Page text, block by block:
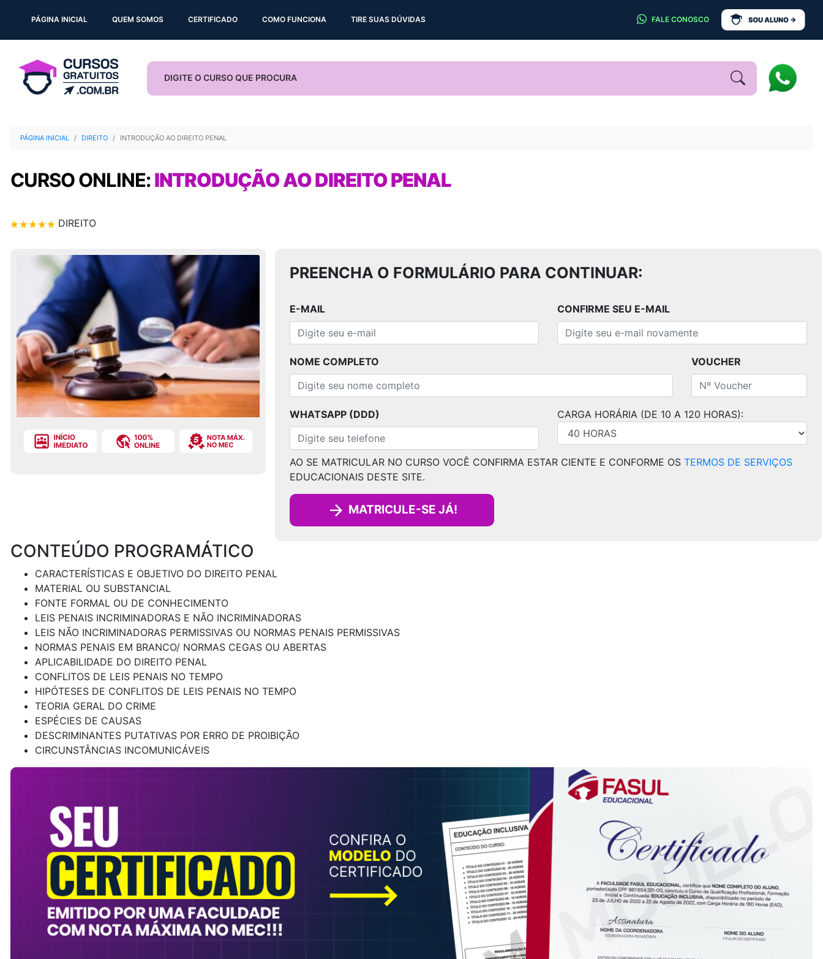
PÁGINA INICIAL QUEM SOMOS CERTIFICADO COMO FUNCIONA TIRE SUAS DÚVIDAS FALE CONOSCO
PÁGINA INICIAL DIREITO INTRODUÇÃO AO DIREITO PENAL
CURSO ONLINE:INTRODUÇÃO AO DIREITO PENAL
DIREITO
PREENCHA O FORMULÁRIO PARA CONTINUAR:
E-MAIL CONFIRME SEU E-MAIL
NOME COMPLETO VOUCHER
WHATSAPP (DDD) CARGA HORÁRIA (DE 10 A 120 HORAS):
AO SE MATRICULAR NO CURSO VOCÊ CONFIRMA ESTAR CIENTE E CONFORME OS TERMOS DE SERVIÇOS
EDUCACIONAIS DESTE SITE.
MATRICULE-SE JÁ!
CONTEÚDO PROGRAMÁTICO
CARACTERÍSTICAS E OBJETIVO DO DIREITO PENAL
MATERIAL OU SUBSTANCIAL
FONTE FORMAL OU DE CONHECIMENTO
LEIS PENAIS INCRIMINADORAS E NÃO INCRIMINADORAS
LEIS NÃO INCRIMINADORAS PERMISSIVAS OU NORMAS PENAIS PERMISSIVAS
NORMAS PENAIS EM BRANCO/ NORMAS CEGAS OU ABERTAS
APLICABILIDADE DO DIREITO PENAL
CONFLITOS DE LEIS PENAIS NO TEMPO
HIPÓTESES DE CONFLITOS DE LEIS PENAIS NO TEMPO
TEORIA GERAL DO CRIME
ESPÉCIES DE CAUSAS
DESCRIMINANTES PUTATIVAS POR ERRO DE PROIBIÇÃO
CIRCUNSTÂNCIAS INCOMUNICÁVEIS